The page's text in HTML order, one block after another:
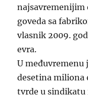
najsavremenijim
goveda sa
vlasnik 2009.
evra.
U međuvremenu
desetina miliona
tvrde u sindikatu